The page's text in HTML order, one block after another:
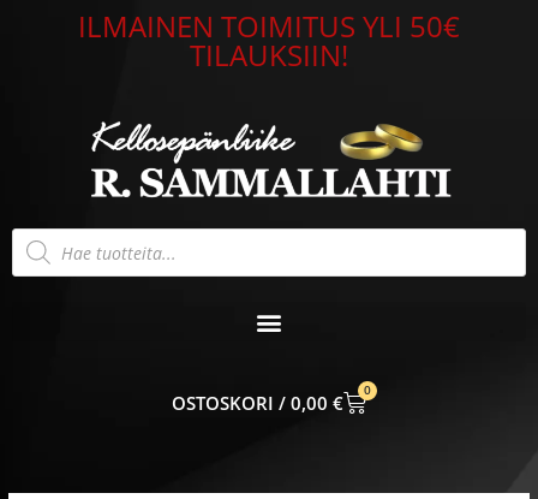
ILMAINEN TOIMITUS YLI 50€
TILAUKSIIN!
Products
search
0,00 €
0
CART